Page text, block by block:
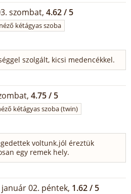
szombat, 4.62 / 5
kétágyas szoba
szolgált, kicsi medencékkel.
4.75 / 5
kétágyas szoba (twin)
voltunk.jól éreztük
egy remek hely.
január 02. péntek, 1.62 / 5